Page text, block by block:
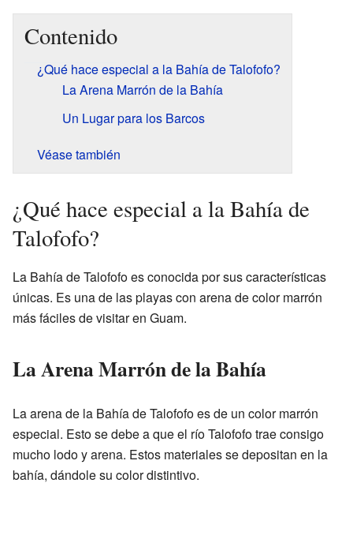
Contenido
¿Qué hace especial a la Bahía de Talofofo?
La Arena Marrón de la Bahía
Un Lugar para los Barcos
Véase también
¿Qué hace especial a la Bahía de
Talofofo?
La Bahía de Talofofo es conocida por sus características
únicas. Es una de las playas con arena de color marrón
más fáciles de visitar en Guam.
La Arena Marrón de la Bahía
La arena de la Bahía de Talofofo es de un color marrón
especial. Esto se debe a que el río Talofofo trae consigo
mucho lodo y arena. Estos materiales se depositan en la
bahía, dándole su color distintivo.